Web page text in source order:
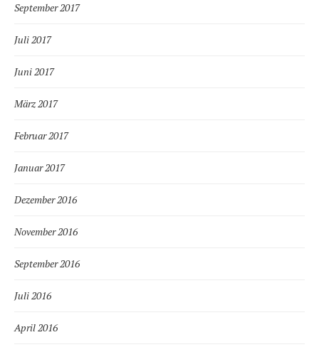
September 2017
Juli 2017
Juni 2017
März 2017
Februar 2017
Januar 2017
Dezember 2016
November 2016
September 2016
Juli 2016
April 2016